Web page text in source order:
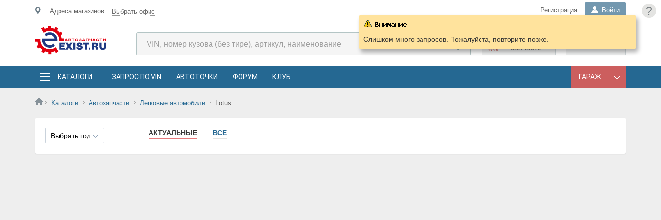
?
Адреса магазинов Выбрать офис Регистрация Войти
ПОДОБРАТЬ
ЗАПЧАСТИ
КАТАЛОГИ ЗАПРОС ПО VIN АВТОТОЧКИ ФОРУМ КЛУБ ГАРАЖ
Каталоги Автозапчасти Легковые автомобили Lotus
Слишком много запросов. Пожалуйста, повторите позже.
Выбрать год АКТУАЛЬНЫЕ ВСЕ